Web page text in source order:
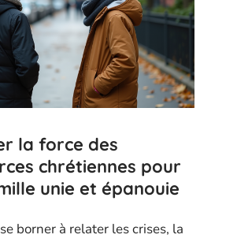
la force des
chrétiennes pour
unie et épanouie
borner à relater les crises, la